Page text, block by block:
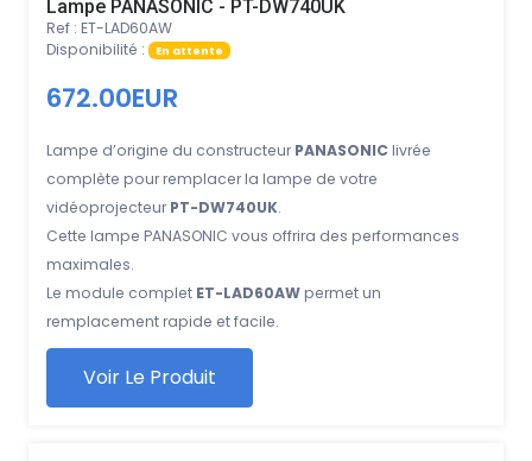
Lampe PANASONIC - PT-DW740UK
Ref : ET-LAD60AW
Disponibilité :
En attente
672.00EUR
Lampe d’origine du constructeur PANASONIClivrée
complète pour remplacer la lampe de votre
vidéoprojecteur PT-DW740UK.
Cette lampe PANASONIC vous offrira des performances
maximales.
Le module complet ET-LAD60AWpermet un
remplacement rapide et facile.
Voir Le Produit